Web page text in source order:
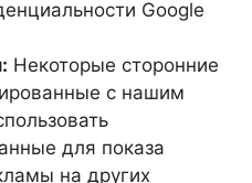
Google
Некоторые сторонние
с нашим
для показа
на других